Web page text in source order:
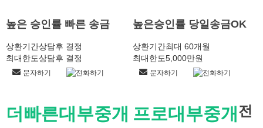
높은 승인률 빠른 송금
상환기간상담후 결정
최대한도상담후 결정
문자하기 전화하기
높은승인률 당일송금OK
상환기간최대 60개월
최대한도5,000만원
문자하기 전화하기
더빠른대부중개 프로대부중개 전